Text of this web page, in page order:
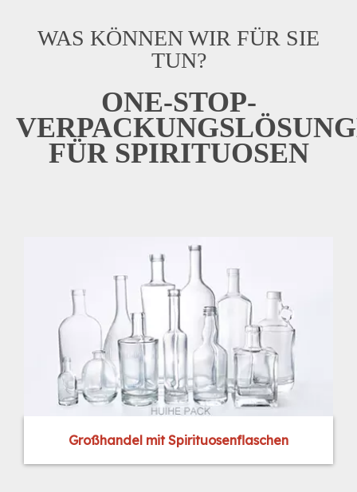
WAS KÖNNEN WIR FÜR SIE
TUN?
ONE-STOP-
FÜR SPIRITUOSEN
Großhandel mit Spirituosenflaschen